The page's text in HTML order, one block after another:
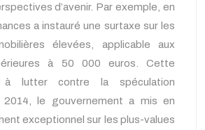
d’avenir. Par exemple, en
a instauré une surtaxe sur les
élevées, applicable aux
à 50 000 euros. Cette
à lutter contre la spéculation
2014, le gouvernement a mis en
exceptionnel sur les plus-values